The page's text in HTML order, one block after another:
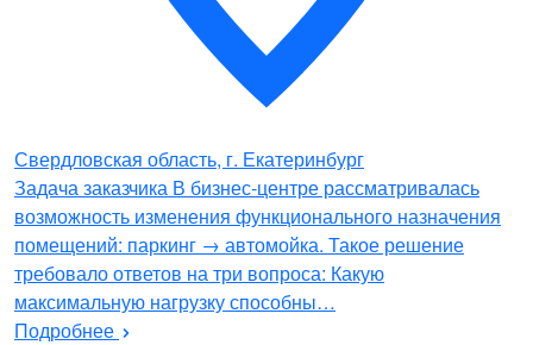
Свердловская область, г. Екатеринбург
Задача заказчика В бизнес-центре рассматривалась
возможность изменения функционального назначения
помещений: паркинг → автомойка. Такое решение
требовало ответов на три вопроса: Какую
максимальную нагрузку способны…
Подробнее